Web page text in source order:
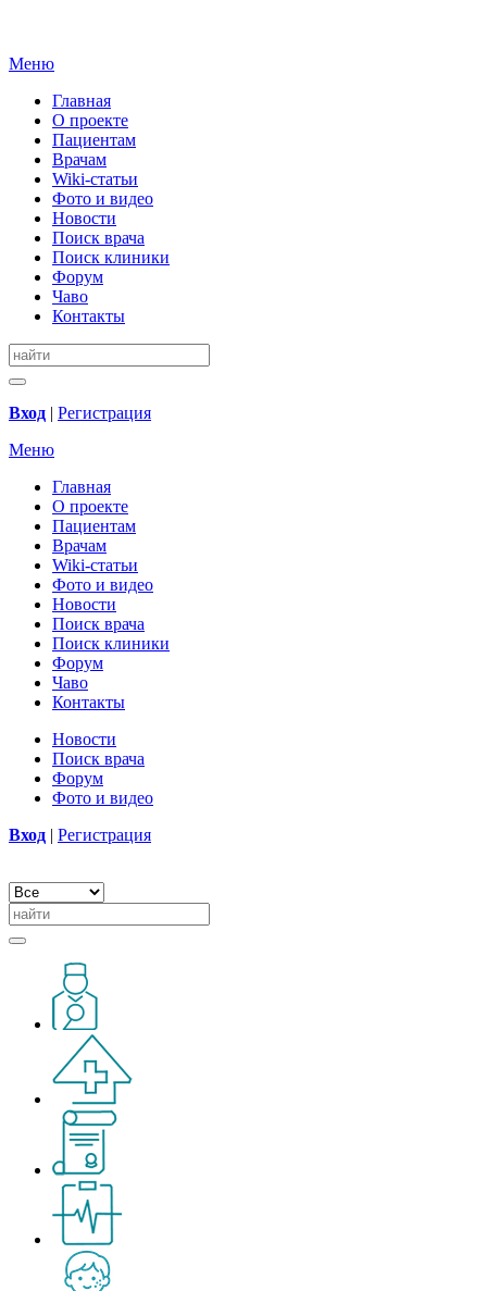
Меню
Главная
О проекте
Пациентам
Врачам
Wiki-статьи
Фото и видео
Новости
Поиск врача
Поиск клиники
Форум
Чаво
Контакты
Вход | Регистрация
Меню
Главная
О проекте
Пациентам
Врачам
Wiki-статьи
Фото и видео
Новости
Поиск врача
Поиск клиники
Форум
Чаво
Контакты
Новости
Поиск врача
Форум
Фото и видео
Вход | Регистрация